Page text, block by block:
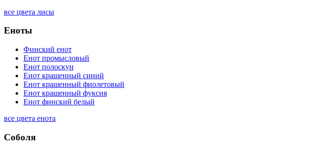
все цвета лисы
Еноты
Финский енот
Енот промысловый
Енот полоскун
Енот крашенный синий
Енот крашенный фиолетовый
Енот крашенный фуксия
Енот финский белый
все цвета енота
Соболя